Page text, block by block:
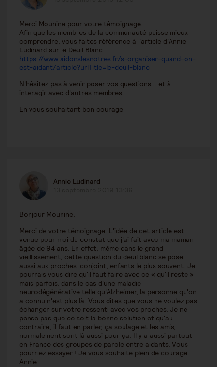
Merci Mounine pour votre témoignage.
Afin que les membres de la communauté puisse mieux
comprendre, vous faites référence à l'article d'Annie
Ludinard sur le Deuil Blanc
https://www.aidonslesnotres.fr/s-organiser-quand-on-
est-aidant/article?urlTitle=le-deuil-blanc
N'hésitez pas à venir poser vos questions... et à
interagir avec d'autres membres.
En vous souhaitant bon courage
Annie Ludinard
Bonjour Mounine,
Merci de votre témoignage. L'idée de cet article est
venue pour moi du constat que j'ai fait avec ma maman
âgée de 94 ans. En effet, même dans le grand
vieillissement, cette question du deuil blanc se pose
aussi aux proches, conjoint, enfants le plus souvent. Je
pourrais vous dire qu'il faut faire avec ce « qu'il reste »
mais parfois, dans le cas d'une maladie
neurodégénérative telle qu'Alzheimer, la personne qu'on
a connu n'est plus là. Vous dites que vous ne voulez pas
échanger sur votre ressenti avec vos proches. Je ne
pense pas que ce soit la bonne solution et qu'au
contraire, il faut en parler, ça soulage et les amis,
normalement sont là aussi pour ça. Il y a aussi partout
en France des groupes de parole entre aidants. Vous
pourriez essayer ! Je vous souhaite plein de courage.
Annie